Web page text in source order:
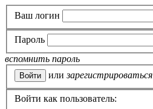
Ваш логин
Пароль
вспомнить пароль
или зарегистрироваться
Войти как пользователь: